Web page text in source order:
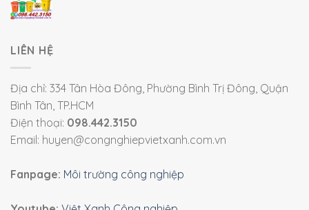
LIÊN HỆ
Địa chỉ: 334 Tân Hòa Đông, Phường Bình Trị Đông, Quận
Bình Tân, TP.HCM
Điện thoại: 098.442.3150
Email: huyen@congnghiepvietxanh.com.vn
Fanpage: Môi trường công nghiệp